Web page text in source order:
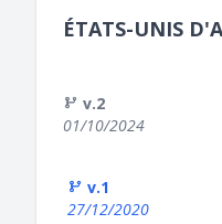
ÉTATS-UNIS
v.2
01/10/2024
v.1
27/12/2020